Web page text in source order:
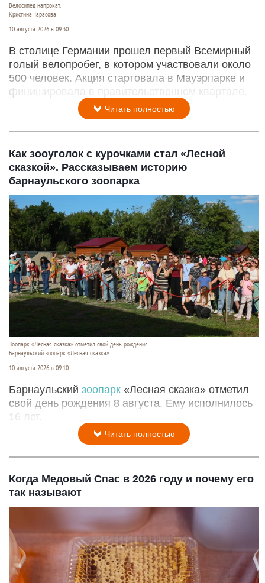
Велосипед напрокат.
Кристина Тарасова
10 августа 2026 в 09:30
В столице Германии прошел первый Всемирный
голый велопробег, в котором участвовали около
500 человек. Акция стартовала в Мауэрпарке и
финишировала в правительственном квартале.
Читать полностью
Как зооуголок с курочками стал «Лесной
сказкой». Рассказываем историю
барнаульского зоопарка
Зоопарк «Лесная сказка» отметил свой день рождения
Барнаульский зоопарк «Лесная сказка»
10 августа 2026 в 09:10
Барнаульский зоопарк «Лесная сказка» отметил
свой день рождения 8 августа. Ему исполнилось
16 лет.
Читать полностью
Когда Медовый Спас в 2026 году и почему его
так называют